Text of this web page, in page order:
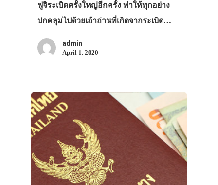
ฟูจิระเบิดครั้งใหญ่อีกครั้ง ทำให้ทุกอย่าง
ปกคลุมไปด้วยเถ้าถ่านที่เกิดจากระเบิด…
admin
April 1, 2020